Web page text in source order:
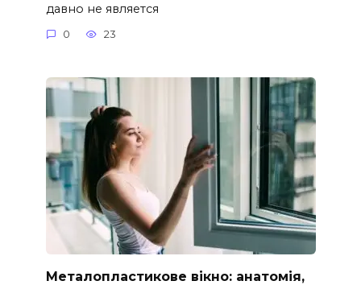
давно не является
0 23
Металопластикове вікно: анатомія,